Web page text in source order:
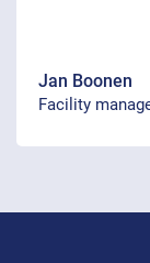
Jan Boonen
Facility